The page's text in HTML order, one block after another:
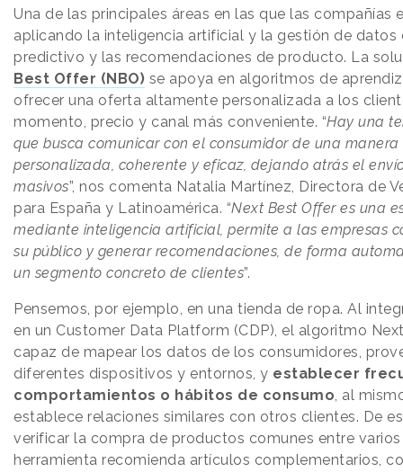
Una de las principales áreas en las que las compañías
aplicando la inteligencia artificial y la gestión de datos
predictivo y las recomendaciones de producto. La
Best Offer (NBO) se apoya en algoritmos de
ofrecer una oferta altamente personalizada a los
momento, precio y canal más conveniente. “Hay una
que busca comunicar con el consumidor de una
personalizada, coherente y eficaz, dejando atrás el
masivos”, nos comenta Natalia Martínez, Directora de
para España y Latinoamérica. “Next Best Offer es una
mediante inteligencia artificial, permite a las empresas
su público y generar recomendaciones, de forma
un segmento concreto de clientes”.
Pensemos, por ejemplo, en una tienda de ropa. Al
en un Customer Data Platform (CDP), el algoritmo
capaz de mapear los datos de los consumidores,
diferentes dispositivos y entornos, y establecer
comportamientos o hábitos de consumo, al
establece relaciones similares con otros clientes. De
verificar la compra de productos comunes entre
herramienta recomienda artículos complementarios,